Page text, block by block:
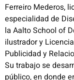
Ferreiro Mederos,
especialidad de
la Aalto School of
ilustrador y
Publicidad y
Su trabajo se
público, en donde